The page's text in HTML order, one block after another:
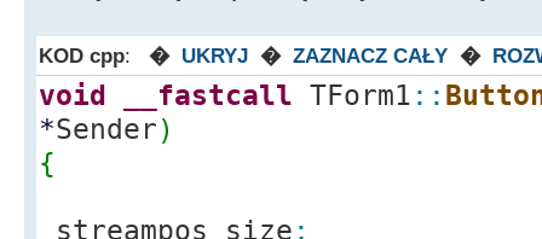
KOD cpp: � UKRYJ � ZAZNACZ CAŁY �
void __fastcall TForm1 ::
*Sender)
{
streampos size ;